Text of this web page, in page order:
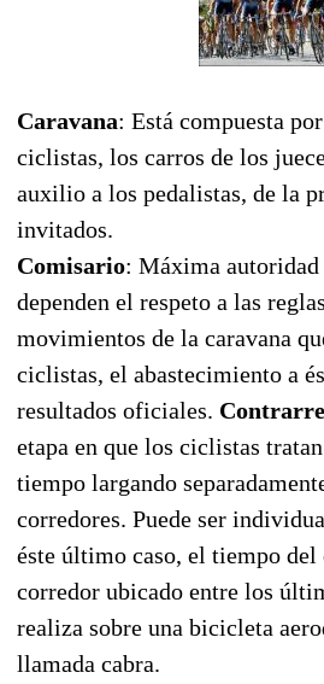
Caravana: Está compuesta
ciclistas, los carros de los
auxilio a los pedalistas, de la
invitados.
Comisario: Máxima autoridad
dependen el respeto a las
movimientos de la caravana
ciclistas, el abastecimiento a
resultados oficiales.
etapa en que los ciclistas
tiempo largando
corredores. Puede ser
éste último caso, el tiempo del
corredor ubicado entre los
realiza sobre una bicicleta
llamada cabra.